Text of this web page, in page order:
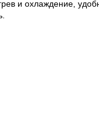
и охлаждение,